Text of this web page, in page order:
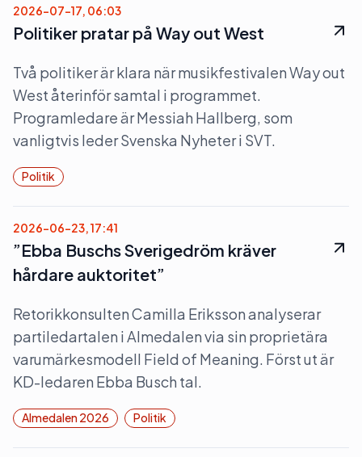
2026-07-17, 06:03
Politiker pratar på Way out West
Två politiker är klara när musikfestivalen Way out
West återinför samtal i programmet.
Programledare är Messiah Hallberg, som
vanligtvis leder Svenska Nyheter i SVT.
Politik
2026-06-23, 17:41
”Ebba Buschs Sverigedröm kräver
hårdare auktoritet”
Retorikkonsulten Camilla Eriksson analyserar
partiledartalen i Almedalen via sin proprietära
varumärkesmodell Field of Meaning. Först ut är
KD-ledaren Ebba Busch tal.
Almedalen 2026 Politik